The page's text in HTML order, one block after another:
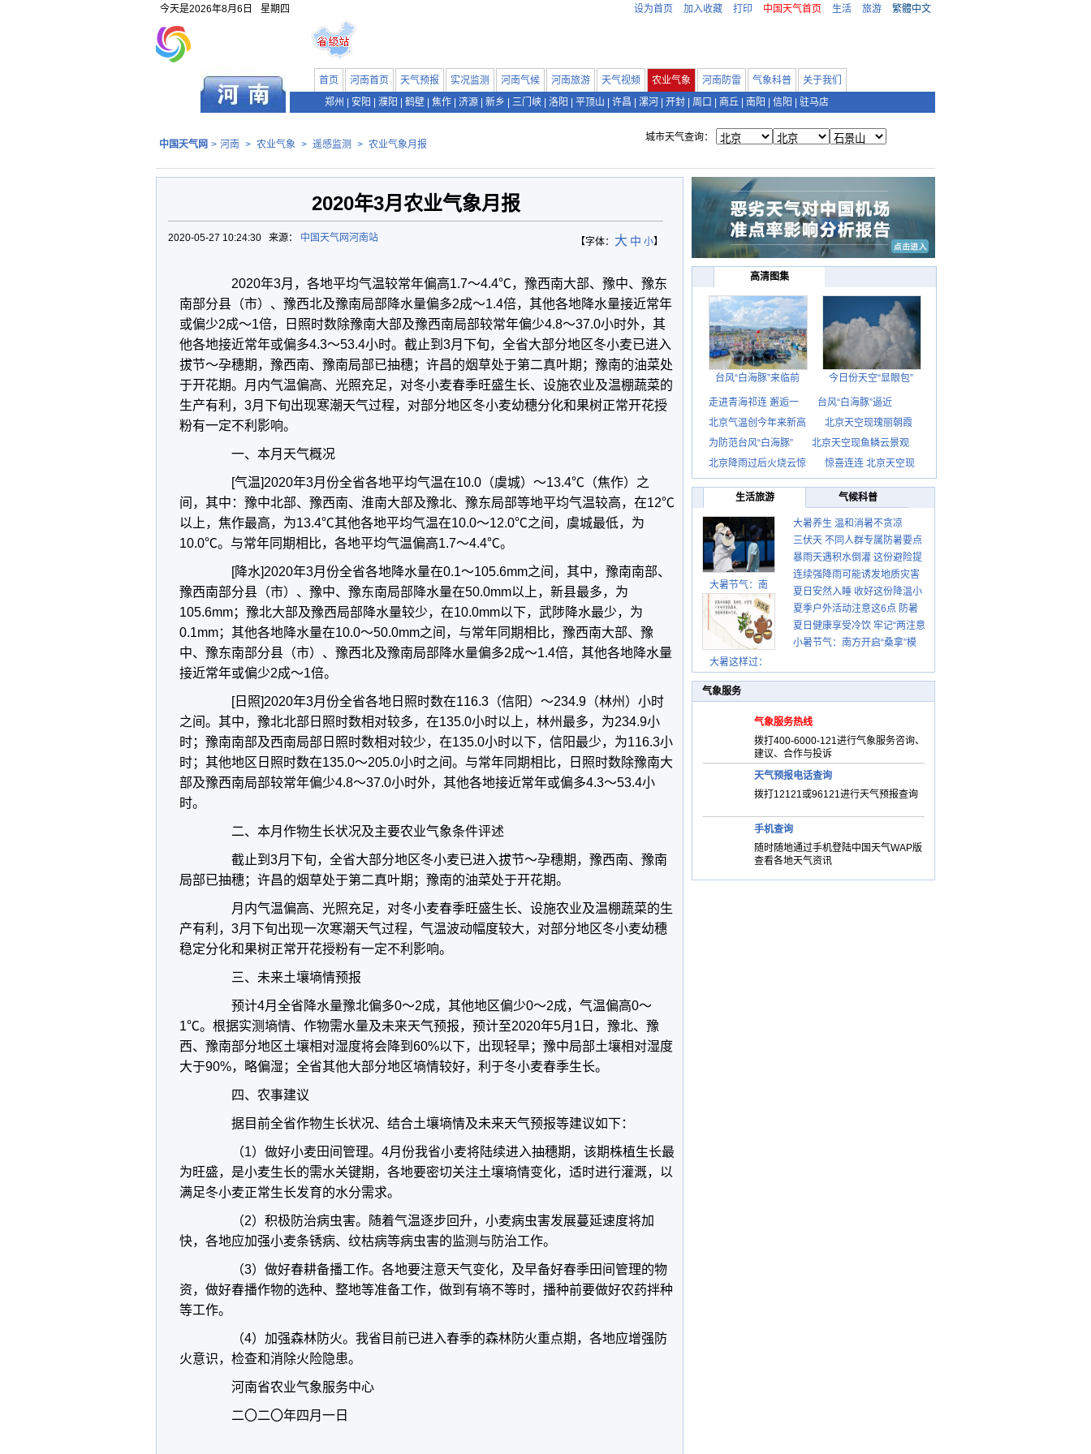
今天是2026年8月6日 星期四 设为首页 加入收藏 打印 中国天气首页 生活 旅游 繁體中文
首页 河南首页 天气预报 实况监测 河南气候 河南旅游 天气视频 农业气象 河南防雷 气象科普
关于我们
郑州
安阳 濮阳 鹤壁 焦作 济源 新乡 三门峡 洛阳 平顶山 许昌 漯河 开封 周口 商丘 南阳 信阳 驻马店
中国天气网 > 河南 > 农业气象 > 遥感监测 > 农业气象月报
城市天气查询：
2020年3月农业气象月报
【字体： 大 中 小】
2020-05-27 10:24:30 来源： 中国天气网河南站
2020年3月，各地平均气温较常年偏高1.7～4.4℃，豫西南大部、豫中、豫东
南部分县（市）、豫西北及豫南局部降水量偏多2成～1.4倍，其他各地降水量接近常年
或偏少2成～1倍，日照时数除豫南大部及豫西南局部较常年偏少4.8～37.0小时外，其
他各地接近常年或偏多4.3～53.4小时。截止到3月下旬，全省大部分地区冬小麦已进入
拔节～孕穗期，豫西南、豫南局部已抽穗；许昌的烟草处于第二真叶期；豫南的油菜处
于开花期。月内气温偏高、光照充足，对冬小麦春季旺盛生长、设施农业及温棚蔬菜的
生产有利，3月下旬出现寒潮天气过程，对部分地区冬小麦幼穗分化和果树正常开花授
粉有一定不利影响。
一、本月天气概况
[气温]2020年3月份全省各地平均气温在10.0（虞城）～13.4℃（焦作）之
间，其中：豫中北部、豫西南、淮南大部及豫北、豫东局部等地平均气温较高，在12℃
以上，焦作最高，为13.4℃其他各地平均气温在10.0～12.0℃之间，虞城最低，为
10.0℃。与常年同期相比，各地平均气温偏高1.7～4.4℃。
[降水]2020年3月份全省各地降水量在0.1～105.6mm之间，其中，豫南南部、
豫西南部分县（市）、豫中、豫东南局部降水量在50.0mm以上，新县最多，为
105.6mm；豫北大部及豫西局部降水量较少，在10.0mm以下，武陟降水最少，为
0.1mm；其他各地降水量在10.0～50.0mm之间，与常年同期相比，豫西南大部、豫
中、豫东南部分县（市）、豫西北及豫南局部降水量偏多2成～1.4倍，其他各地降水量
接近常年或偏少2成～1倍。
[日照]2020年3月份全省各地日照时数在116.3（信阳）～234.9（林州）小时
之间。其中，豫北北部日照时数相对较多，在135.0小时以上，林州最多，为234.9小
时；豫南南部及西南局部日照时数相对较少，在135.0小时以下，信阳最少，为116.3小
时；其他地区日照时数在135.0～205.0小时之间。与常年同期相比，日照时数除豫南大
部及豫西南局部较常年偏少4.8～37.0小时外，其他各地接近常年或偏多4.3～53.4小
时。
二、本月作物生长状况及主要农业气象条件评述
截止到3月下旬，全省大部分地区冬小麦已进入拔节～孕穗期，豫西南、豫南
局部已抽穗；许昌的烟草处于第二真叶期；豫南的油菜处于开花期。
月内气温偏高、光照充足，对冬小麦春季旺盛生长、设施农业及温棚蔬菜的生
产有利，3月下旬出现一次寒潮天气过程，气温波动幅度较大，对部分地区冬小麦幼穗
稳定分化和果树正常开花授粉有一定不利影响。
三、未来土壤墒情预报
预计4月全省降水量豫北偏多0～2成，其他地区偏少0～2成，气温偏高0～
1℃。根据实测墒情、作物需水量及未来天气预报，预计至2020年5月1日，豫北、豫
西、豫南部分地区土壤相对湿度将会降到60%以下，出现轻旱；豫中局部土壤相对湿度
大于90%，略偏湿；全省其他大部分地区墒情较好，利于冬小麦春季生长。
四、农事建议
据目前全省作物生长状况、结合土壤墒情及未来天气预报等建议如下：
（1）做好小麦田间管理。4月份我省小麦将陆续进入抽穗期，该期株植生长最
为旺盛，是小麦生长的需水关键期，各地要密切关注土壤墒情变化，适时进行灌溉，以
满足冬小麦正常生长发育的水分需求。
（2）积极防治病虫害。随着气温逐步回升，小麦病虫害发展蔓延速度将加
快，各地应加强小麦条锈病、纹枯病等病虫害的监测与防治工作。
（3）做好春耕备播工作。各地要注意天气变化，及早备好春季田间管理的物
资，做好春播作物的选种、整地等准备工作，做到有墒不等时，播种前要做好农药拌种
等工作。
（4）加强森林防火。我省目前已进入春季的森林防火重点期，各地应增强防
火意识，检查和消除火险隐患。
河南省农业气象服务中心
二〇二〇年四月一日
高清图集
台风“白海豚”来临前 今日份天空“显眼包”
走进青海祁连 邂逅一
台风“白海豚”逼近
北京气温创今年来新高
北京天空现瑰丽朝霞
为防范台风“白海豚”
北京天空现鱼鳞云景观
北京降雨过后火烧云惊
惊喜连连 北京天空现
生活旅游 气候科普
大暑节气：南
大暑这样过：
大暑养生 温和消暑不贪凉
三伏天 不同人群专属防暑要点
请收好
暴雨天遇积水倒灌 这份避险提
示请收好
连续强降雨可能诱发地质灾害
这些前兆要知道
夏日安然入睡 收好这份降温小
贴士
夏季户外活动注意这6点 防暑
健身两不误
夏日健康享受冷饮 牢记“两注意
一控制”
小暑节气：南方开启“桑拿”模
气象服务
气象服务热线
拨打400-6000-121进行气象服务咨询、
建议、合作与投诉
天气预报电话查询
拨打12121或96121进行天气预报查询
手机查询
随时随地通过手机登陆中国天气WAP版
查看各地天气资讯